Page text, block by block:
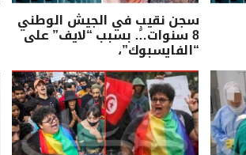
سجن نقيبٍ في الجيش الوطني
8 سنوات… بسبب “لايف” على
“الفايسبوك”،